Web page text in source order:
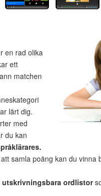
en rad olika
ett
matchen
lärt dig.
med
du kan
samla poäng kan du vinna
utskrivningsbara ordlistor